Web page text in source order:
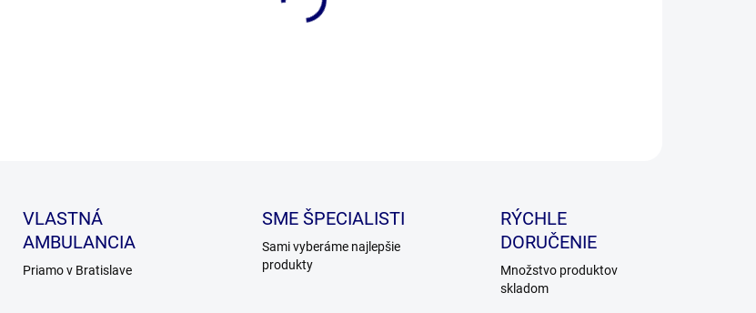
VLASTNÁ
AMBULANCIA
Priamo v Bratislave
SME ŠPECIALISTI
Sami vyberáme najlepšie
produkty
RÝCHLE
DORUČENIE
Množstvo produktov
skladom